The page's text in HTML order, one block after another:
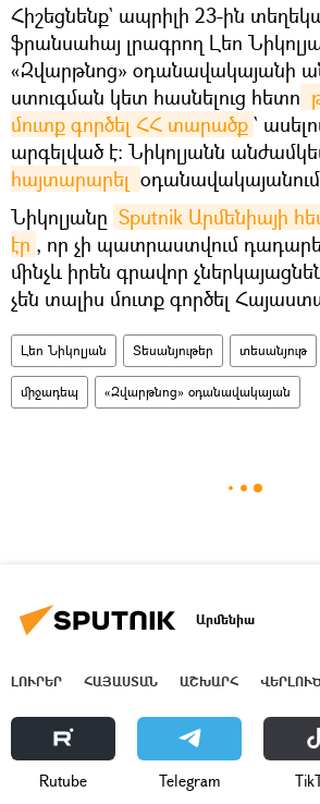
Հիշեցնենք` ապրիլի 23-ին
ֆրանսահայ լրագրող Լեո
«Զվարթնոց» օդանավակայանի
ստուգման կետ հասնելուց հետո
մուտք գործել ՀՀ տարածք `
արգելված է։ Նիկոլյանն
հայտարարել
Նիկոլյանը Sputnik Արմենիայի
էր , որ չի պատրաստվում
մինչև իրեն գրավոր չներկայացնեն,
չեն տալիս մուտք գործել
Լեո Նիկոլյան Տեսանյութեր տեսանյութ
միջադեպ «Զվարթնոց» օդանավակայան
Արմենիա
ԼՈՒՐԵՐ ՀԱՅԱՍՏԱՆ ԱՇԽԱՐՀ
Rutube Telegram